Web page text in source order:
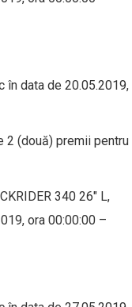
în data de 20.05.2019,
2 (două) premii pentru
340 26" L,
ora 00:00:00 –